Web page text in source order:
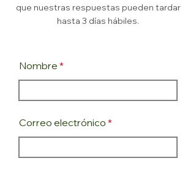
que nuestras respuestas pueden tardar
hasta 3 días hábiles.
Nombre
Correo electrónico